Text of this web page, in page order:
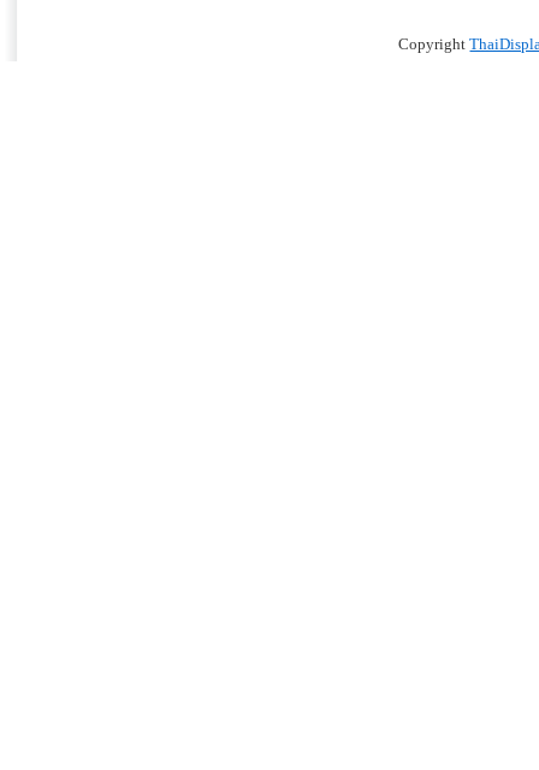
Copyright